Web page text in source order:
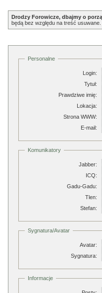
Drodzy Forowicze, dbajmy o
będą bez względu na treść
Personalne
Login:
Tytuł:
Prawdziwe imię:
Lokacja:
Strona WWW:
E-mail:
Komunikatory
Jabber:
ICQ:
Gadu-Gadu:
Tlen:
Stefan:
Sygnatura/Avatar
Avatar:
Sygnatura:
Informacje